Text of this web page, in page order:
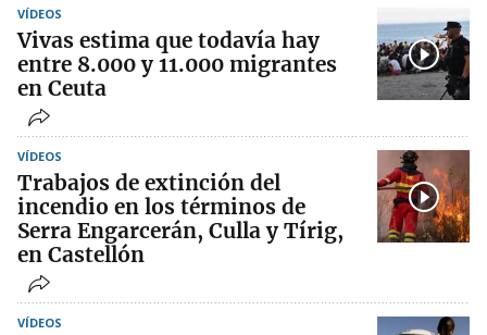
VÍDEOS
Vivas estima que todavía hay
entre 8.000 y 11.000 migrantes
en Ceuta
VÍDEOS
Trabajos de extinción del
incendio en los términos de
Serra Engarcerán, Culla y Tírig,
en Castellón
VÍDEOS